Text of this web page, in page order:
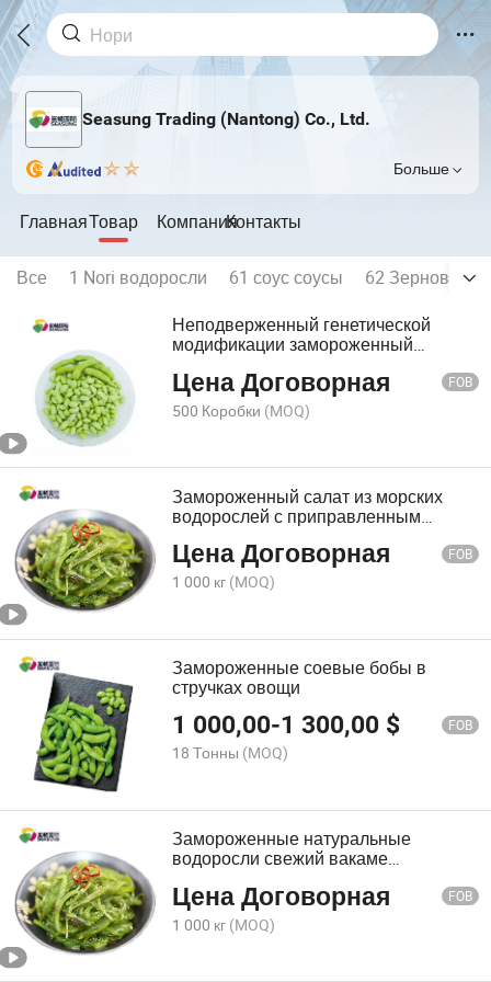
Seasung Trading (Nantong) Co., Ltd.
Больше
ГлавнаяТовар КомпанияКонтакты
Все 1 Nori водоросли 61 соус соусы
62 Зерновые
Неподверженный генетической
модификации замороженный
замороженные соевые бобы,
молодые зеленые бобы
Цена Договорная FOB
500 Коробки (MOQ)
Замороженный салат из морских
водорослей с приправленным
Цена Договорная FOB
1 000 кг (MOQ)
Замороженные соевые бобы в
стручках овощи
1 000,00-1 300,00 $ FOB
18 Тонны (MOQ)
Замороженные натуральные
водоросли свежий вакаме
Цена Договорная FOB
1 000 кг (MOQ)